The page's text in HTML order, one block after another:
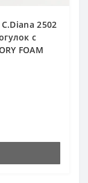
2502
с
FOAM